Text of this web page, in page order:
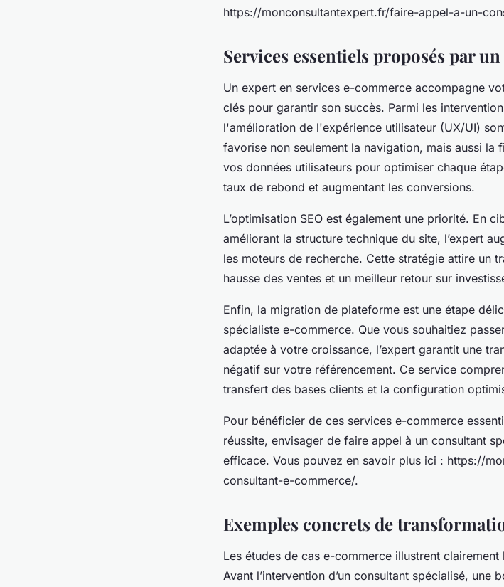
https://monconsultantexpert.fr/faire-appel-a-un-
Services essentiels proposés par
Un expert en services e-commerce accompagne
clés pour garantir son succès. Parmi les
l'amélioration de l'expérience utilisateur (UX/UI)
favorise non seulement la navigation, mais aussi la
vos données utilisateurs pour optimiser chaque
taux de rebond et augmentant les conversions.
L’optimisation SEO est également une priorité. En
améliorant la structure technique du site, l’expert
les moteurs de recherche. Cette stratégie attire un
hausse des ventes et un meilleur retour sur
Enfin, la migration de plateforme est une étape
spécialiste e-commerce. Que vous souhaitiez
adaptée à votre croissance, l’expert garantit une
négatif sur votre référencement. Ce service
transfert des bases clients et la configuration
Pour bénéficier de ces services e-commerce
réussite, envisager de faire appel à un consultant
efficace. Vous pouvez en savoir plus ici : https://
consultant-e-commerce/.
Exemples concrets de
Les études de cas e-commerce illustrent clairement
Avant l’intervention d’un consultant spécialisé,